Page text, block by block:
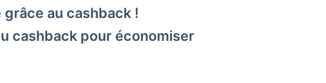
au cashback !
cashback pour économiser